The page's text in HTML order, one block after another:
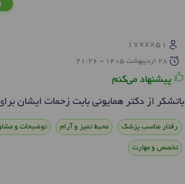
17xxx51
28 ارديبهشت 1405 - 21:26
پیشنهاد می‌کنم
باتشکر از دکتر همایونی بابت زحمات ایشان
رفتار مناسب پزشک محیط تمیز و آرام توضیحات و
تخصص و مهارت